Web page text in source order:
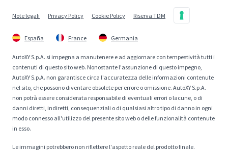
Note legali Privacy Policy Cookie Policy Riserva TDM
España France Germania
AutoXY S.p.A. si impegna a manutenere e ad aggiornare con tempestività tutti i
contenuti di questo sito web. Nonostante l'assunzione di questo impegno,
AutoXY S.p.A. non garantisce circa l'accuratezza delle informazioni contenute
nel sito, che possono diventare obsolete per errore o omissione. AutoXY S.p.A.
non potrà essere considerata responsabile di eventuali errori o lacune, o di
danni diretti, indiretti, consequenziali o di qualsiasi altro tipo di danno in ogni
modo connesso all'utilizzo del presente sito web o delle funzionalità contenute
in esso.
Le immagini potrebbero non riflettere l'aspetto reale del prodotto finale.